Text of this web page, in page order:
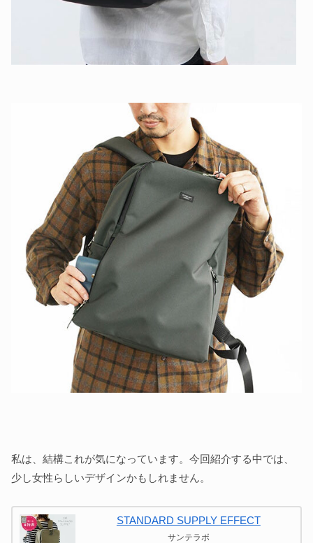
私は、結構これが気になっています。今回紹介する中では、
少し女性らしいデザインかもしれません。
STANDARD SUPPLY EFFECT
サンテラボ